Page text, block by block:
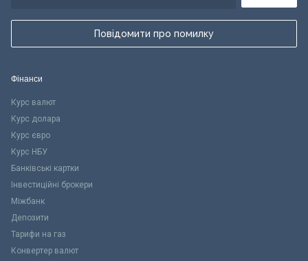
Повідомити про помилку
Фінанси
Курс валют
Курс долара
Курс євро
Курс НБУ
Банківські картки
Інвестиційні брокери
Міжбанк
Депозити
Тарифи на газ
Конвертер валют